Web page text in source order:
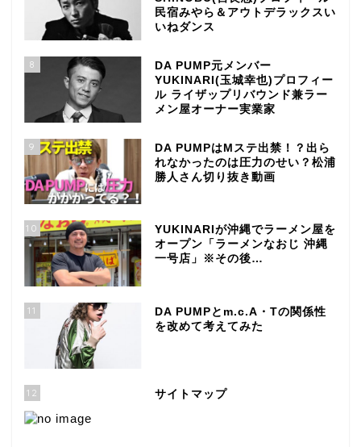
民宿みやら＆アウトデラックスい
いねダンス
8
DA PUMP元メンバー
YUKINARI(玉城幸也)プロフィー
ル ライザップリバウンド兼ラー
メン屋オーナー実業家
9
DA PUMPはMステ出禁！？出ら
れなかったのは圧力のせい？松浦
勝人さん切り抜き動画
10
YUKINARIが沖縄でラーメン屋を
オープン「ラーメンなおじ 沖縄
一号店」※その後…
11
DA PUMPとm.c.A・Tの関係性
を改めて考えてみた
12 サイトマップ